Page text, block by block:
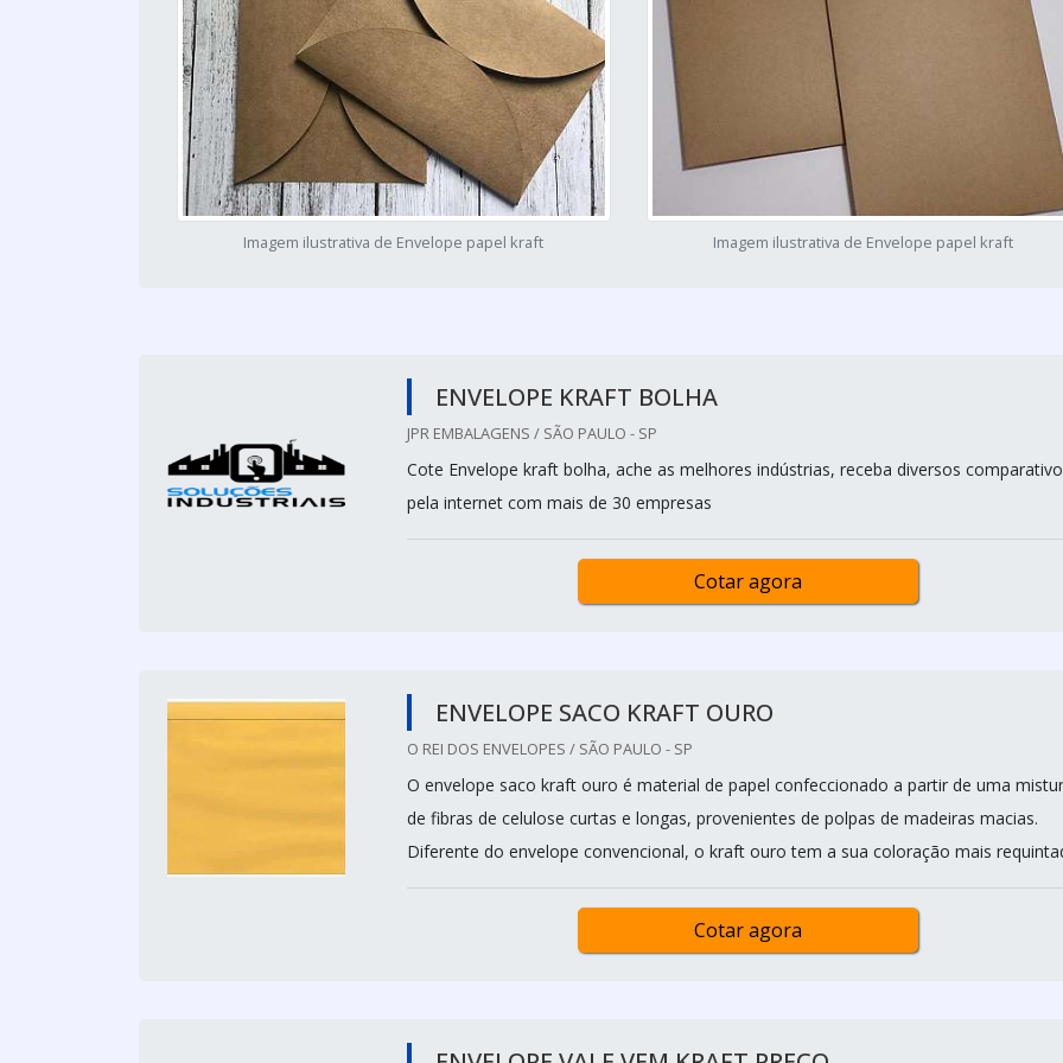
Imagem ilustrativa de Envelope papel kraft Imagem ilustrativa de Envelope papel kraft
ENVELOPE KRAFT BOLHA
JPR EMBALAGENS / SÃO PAULO - SP
Cote Envelope kraft bolha, ache as melhores indústrias, receba diversos
pela internet com mais de 30 empresas
Cotar agora
ENVELOPE SACO KRAFT OURO
O REI DOS ENVELOPES / SÃO PAULO - SP
O envelope saco kraft ouro é material de papel confeccionado a partir de uma
de fibras de celulose curtas e longas, provenientes de polpas de madeiras macias.
Diferente do envelope convencional, o kraft ouro tem a sua coloração mais
Cotar agora